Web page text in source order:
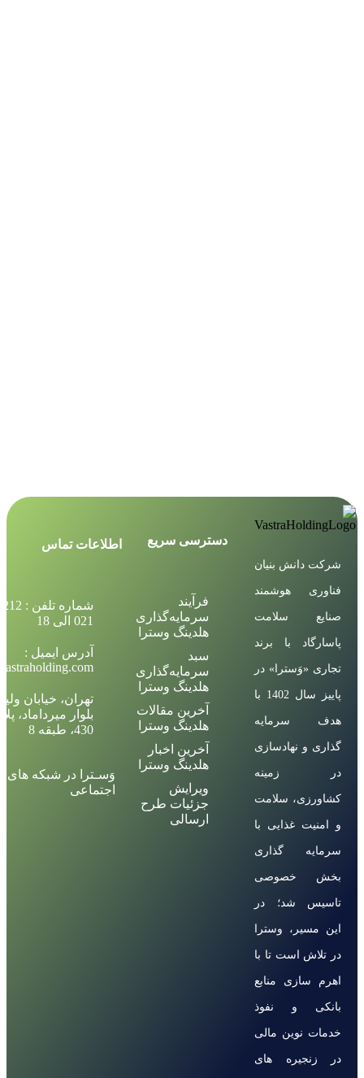
شرکت دانش بنیان
فناوری هوشمند
صنایع سلامت
پاسارگاد با برند
تجاری «وَسترا» در
پاییز سال 1402 با
هدف سرمایه
گذاری و نهادسازی
در زمینه
کشاورزی، سلامت
و امنیت غذایی با
سرمایه گذاری
بخش خصوصی
تاسیس شد؛ در
این مسیر، وسترا
در تلاش است تا با
اهرم سازی منابع
بانکی و نفوذ
خدمات نوین مالی
در زنجیره های
دسترسی سریع
فرآیند
سرمایه‌گذاری
هلدینگ وسترا
سبد
سرمایه‌گذاری
هلدینگ وسترا
آخرین مقالات
هلدینگ وسترا
آخرین اخبار
هلدینگ وسترا
ویرایش
جزئیات طرح
ارسالی
اطلاعات تماس
شماره
021 الی 18
آدرس ایمیل :
تهران، خیابان
بلوار میرداماد،
430، طبقه 8
وَسـترا در شبکه های
اجتماعی